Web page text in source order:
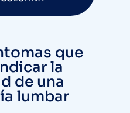
que
la
de una
lumbar